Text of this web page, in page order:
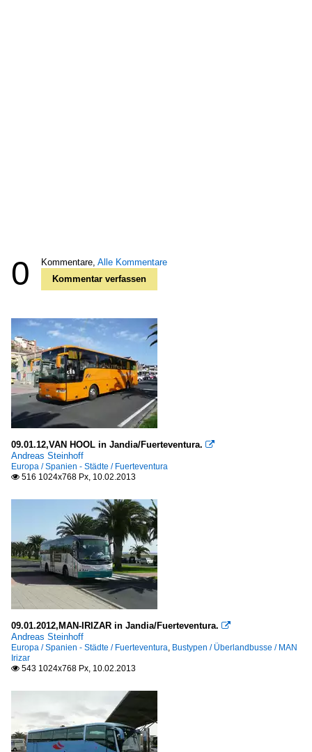
0 Kommentare, Alle Kommentare
Kommentar verfassen
09.01.12,VAN HOOL in Jandia/Fuerteventura. 
Andreas Steinhoff
Europa / Spanien - Städte / Fuerteventura
 516 1024x768 Px, 10.02.2013
09.01.2012,MAN-IRIZAR in Jandia/Fuerteventura. 
Andreas Steinhoff
Europa / Spanien - Städte / Fuerteventura, Bustypen / Überlandbusse / MAN
Irizar
 543 1024x768 Px, 10.02.2013